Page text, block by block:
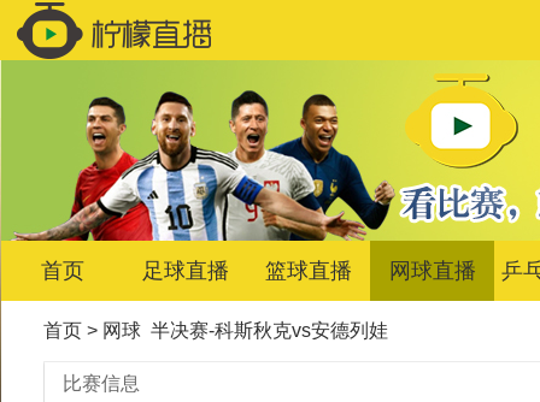
首页 足球直播 篮球直播 网球直播 乒
首页> 网球 半决赛-科斯秋克vs安德列娃
比赛信息